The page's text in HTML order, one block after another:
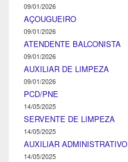
09/01/2026
AÇOUGUEIRO
09/01/2026
ATENDENTE BALCONISTA
09/01/2026
AUXILIAR DE LIMPEZA
09/01/2026
PCD/PNE
14/05/2025
SERVENTE DE LIMPEZA
14/05/2025
AUXILIAR ADMINISTRATIVO
14/05/2025